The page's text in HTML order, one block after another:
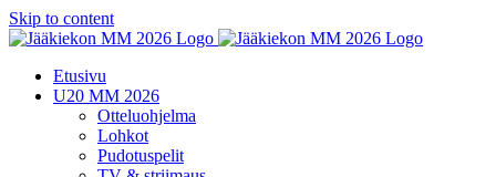
Skip to content
Etusivu
U20 MM 2026
Otteluohjelma
Lohkot
Pudotuspelit